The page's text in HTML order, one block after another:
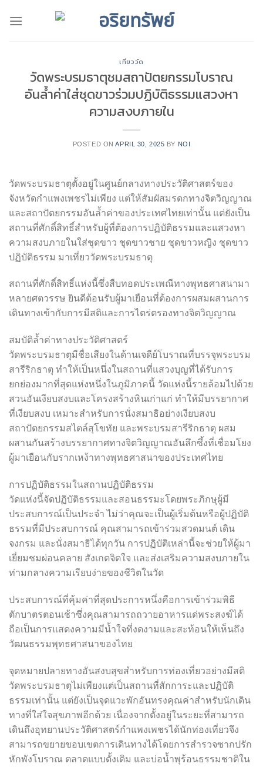
เที่ยววัด
วัดพระบรมธาตุชมสถาปัตยกรรมโบราณ
อันล้ำค่าใส่ชุดขาวร่วมปฏิบัติธรรมแสวงหา
ความสงบภายใน
POSTED ONAPRIL 30, 2025 BY NOI
วัดพระบรมธาตุตั้งอยู่ในศูนย์กลางทางประวัติศาสตร์ของ
จังหวัดกำแพงเพชรไม่เพียง แต่ให้สัมผัสมรดกทางจิตวิญญาณ
และสถาปัตยกรรมอันล้ำค่าของประเทศไทยเท่านั้น แต่ยังเป็น
สถานที่ศักดิ์สิทธิ์สำหรับผู้ที่ต้องการปฏิบัติธรรมและแสวงหา
ความสงบภายในใส่ชุดขาว ชุดขาวชาย ชุดขาวหญิง ชุดขาว
ปฏิบัติธรรม มาเที่ยววัดพระบรมธาตุ
สถานที่ศักดิ์สิทธิ์แห่งนี้ซึ่งสืบทอดประเพณีทางพุทธศาสนามา
หลายศตวรรษ ยินดีต้อนรับผู้มาเยือนที่ต้องการผสมผสานการ
เดินทางเข้ากับการมีสติและการไตร่ตรองทางจิตวิญญาณ
สมบัติล้ำค่าทางประวัติศาสตร์
วัดพระบรมธาตุมีชื่อเสียงในด้านเจดีย์โบราณที่บรรจุพระบรม
สารีริกธาตุ ทำให้เป็นหนึ่งในสถานที่แสวงบุญที่ได้รับการ
ยกย่องมากที่สุดแห่งหนึ่งในภูมิภาคนี้ วัดแห่งนี้รายล้อมไปด้วย
สวนอันเงียบสงบและโครงสร้างหินเก่าแก่ ทำให้มีบรรยากาศ
ที่เงียบสงบ เหมาะสำหรับการนั่งสมาธิอย่างเงียบสงบ
สถาปัตยกรรมสไตล์สุโขทัย และพระบรมสารีริกธาตุ ผสม
ผสานกันสร้างบรรยากาศทางจิตวิญญาณอันลึกซึ้งที่เชื่อมโยง
ผู้มาเยือนกับรากเหง้าทางพุทธศาสนาของประเทศไทย
การปฏิบัติธรรมในสถานปฏิบัติธรรม
วัดแห่งนี้จัดปฏิบัติธรรมและสอนธรรมะโดยพระภิกษุผู้มี
ประสบการณ์เป็นประจำ ไม่ว่าคุณจะเป็นผู้เริ่มต้นหรือผู้ปฏิบัติ
ธรรมที่มีประสบการณ์ คุณสามารถเข้าร่วมสวดมนต์ เดิน
จงกรม และนั่งสมาธิได้ทุกวัน การปฏิบัติเหล่านี้จะช่วยให้ผู้มา
เยี่ยมชมผ่อนคลาย สังเกตจิตใจ และส่งเสริมความสงบภายใน
ท่ามกลางความเรียบง่ายของชีวิตในวัด
ประสบการณ์ที่คุ้มค่าที่สุดประการหนึ่งคือการเข้าร่วมพิธี
ตักบาตรตอนเช้าซึ่งคุณสามารถถวายอาหารแด่พระสงฆ์ได้
ถือเป็นการแสดงความมีน้ำใจที่งดงามและสะท้อนให้เห็นถึง
วัฒนธรรมพุทธศาสนาของไทย
จุดหมายปลายทางอันสงบสุขสำหรับการท่องเที่ยวอย่างมีสติ
วัดพระบรมธาตุไม่เพียงแต่เป็นสถานที่สักการะและปฏิบัติ
ธรรมเท่านั้น แต่ยังเป็นจุดแวะพักอันทรงคุณค่าสำหรับนักเดิน
ทางที่ใส่ใจสุขภาพอีกด้วย เนื่องจากตั้งอยู่ในระยะที่สามารถ
เดินถึงอุทยานประวัติศาสตร์กำแพงเพชรได้นักท่องเที่ยวจึง
สามารถขยายขอบเขตการเดินทางได้โดยการสำรวจซากปรัก
หักพังโบราณ ตลาดแบบดั้งเดิม และบ่อน้ำพุร้อนธรรมชาติใน